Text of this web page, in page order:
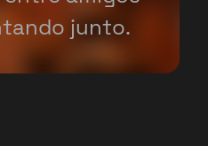
junto.